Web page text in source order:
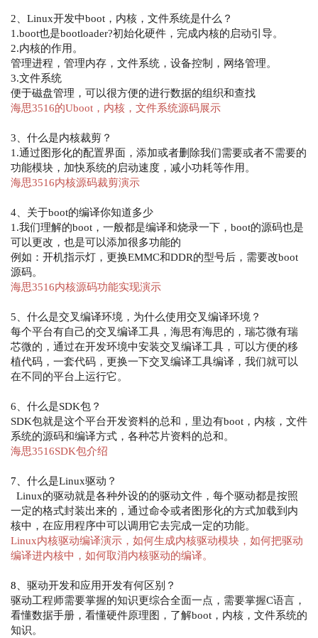
2、Linux开发中boot，内核，文件系统是什么？
1.boot也是bootloader?初始化硬件，完成内核的启动引导。
2.内核的作用。
管理进程，管理内存，文件系统，设备控制，网络管理。
3.文件系统
便于磁盘管理，可以很方便的进行数据的组织和查找
海思3516的Uboot，内核，文件系统源码展示
3、什么是内核裁剪？
1.通过图形化的配置界面，添加或者删除我们需要或者不需要的
功能模块，加快系统的启动速度，减小功耗等作用。
海思3516内核源码裁剪演示
4、关于boot的编译你知道多少
1.我们理解的boot，一般都是编译和烧录一下，boot的源码也是
可以更改，也是可以添加很多功能的
例如：开机指示灯，更换EMMC和DDR的型号后，需要改boot
源码。
海思3516内核源码功能实现演示
5、什么是交叉编译环境，为什么使用交叉编译环境？
每个平台有自己的交叉编译工具，海思有海思的，瑞芯微有瑞
芯微的，通过在开发环境中安装交叉编译工具，可以方便的移
植代码，一套代码，更换一下交叉编译工具编译，我们就可以
在不同的平台上运行它。
6、什么是SDK包？
SDK包就是这个平台开发资料的总和，里边有boot，内核，文件
系统的源码和编译方式，各种芯片资料的总和。
海思3516SDK包介绍
7、 什么是Linux驱动？
Linux的驱动就是各种外设的的驱动文件，每个驱动都是按照
一定的格式封装出来的，通过命令或者图形化的方式加载到内
核中，在应用程序中可以调用它去完成一定的功能。
Linux内核驱动编译演示，如何生成内核驱动模块，如何把驱动
编译进内核中，如何取消内核驱动的编译。
8、 驱动开发和应用开发有何区别？
驱动工程师需要掌握的知识更综合全面一点，需要掌握C语言，
看懂数据手册，看懂硬件原理图，了解boot，内核，文件系统的
知识。